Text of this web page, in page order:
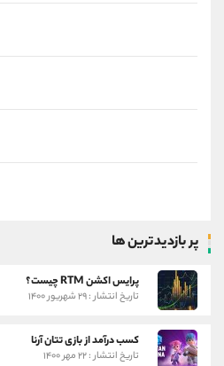
پر بازدیدترین ها
پرایس اکشن RTM چیست؟
تاریخ انتشار : ۲۹ شهریور ۱۴۰۰
کسب درآمد از بازی تتان آرنا
تاریخ انتشار : ۲۲ مهر ۱۴۰۰